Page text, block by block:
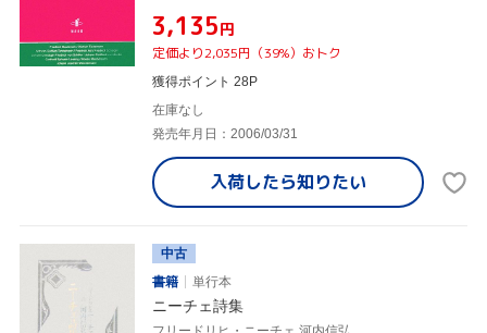
¥3,135円
定価より2,035円（39%）おトク
獲得ポイント 28P
在庫なし
発売年月日：2006/03/31
入荷したら知りたい
中古
書籍
単行本
ニーチェ詩集